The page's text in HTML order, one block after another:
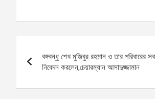
ce
o
o
k
ail at
A
p
p
se
g
er
ar
navigation
বঙ্গবন্ধু শেখ মুজিবুর রহমান ও তার পরিবারের
নিবেদন করলেন,চেয়ারম্যান আসাদুজ্জামান